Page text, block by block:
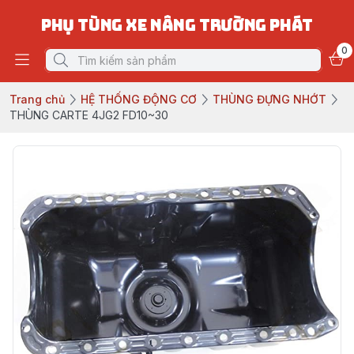
PHỤ TÙNG XE NÂNG TRƯỜNG PHÁT
0
Trang chủ HỆ THỐNG ĐỘNG CƠ
THÙNG ĐỰNG NHỚT
THÙNG CARTE 4JG2 FD10~30